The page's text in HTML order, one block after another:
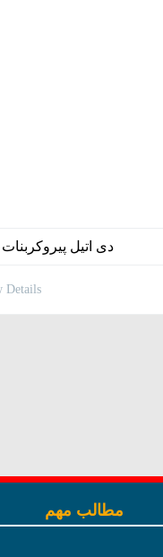
دی اتیل پیروکربنات
Details
مطالب مهم